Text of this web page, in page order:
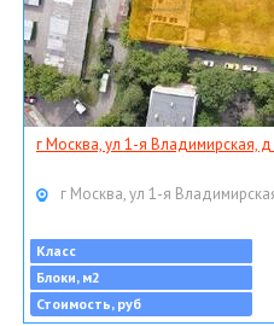
г Москва, ул 1-я Владимирская, д
г Москва, ул 1-я
Класс
Блоки, м2
Стоимость, руб